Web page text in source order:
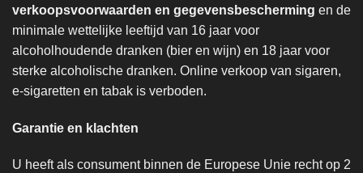
verkoopsvoorwaarden en gegevensbescherming en de
minimale wettelijke leeftijd van 16 jaar voor
alcoholhoudende dranken (bier en wijn) en 18 jaar voor
sterke alcoholische dranken. Online verkoop van sigaren,
e-sigaretten en tabak is verboden.
Garantie en klachten
U heeft als consument binnen de Europese Unie recht op 2